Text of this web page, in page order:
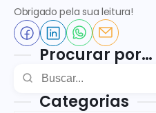
Obrigado pela sua leitura!
Procurar por…
Categorias